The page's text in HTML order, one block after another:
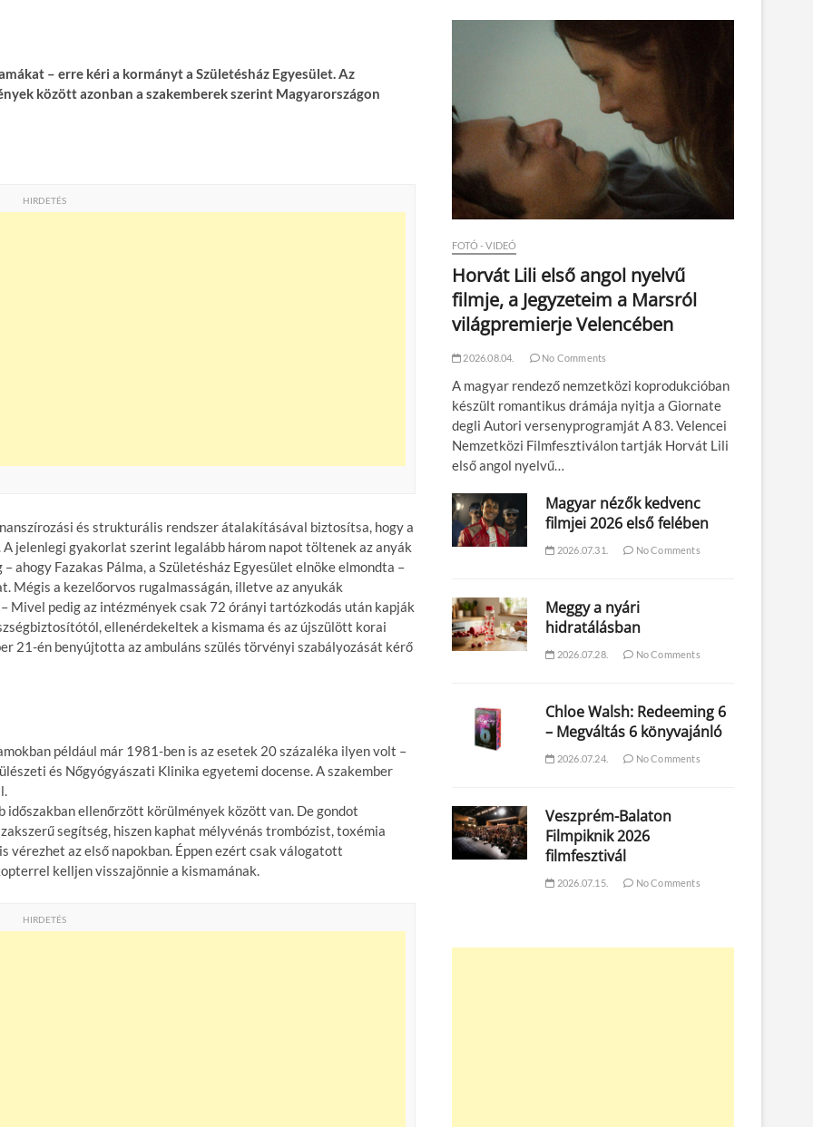
– erre kéri a kormányt a Születésház Egyesület. Az
között azonban a szakemberek szerint Magyarországon
HIRDETÉS
és strukturális rendszer átalakításával biztosítsa, hogy a
jelenlegi gyakorlat szerint legalább három napot töltenek az anyák
ahogy Fazakas Pálma, a Születésház Egyesület elnöke elmondta –
Mégis a kezelőorvos rugalmasságán, illetve az anyukák
Mivel pedig az intézmények csak 72 órányi tartózkodás után kapják
ellenérdekeltek a kismama és az újszülött korai
21-én benyújtotta az ambuláns szülés törvényi szabályozását kérő
például már 1981-ben is az esetek 20 százaléka ilyen volt –
és Nőgyógyászati Klinika egyetemi docense. A szakember
időszakban ellenőrzött körülmények között van. De gondot
segítség, hiszen kaphat mélyvénás trombózist, toxémia
az első napokban. Éppen ezért csak válogatott
kelljen visszajönnie a kismamának.
HIRDETÉS
FOTÓ - VIDEÓ
Horvát Lili első angol nyelvű
filmje, a Jegyzeteim a Marsról
világpremierje Velencében
2026.08.04. No Comments
A magyar rendező nemzetközi koprodukcióban
készült romantikus drámája nyitja a Giornate
degli Autori versenyprogramját A 83. Velencei
Nemzetközi Filmfesztiválon tartják Horvát Lili
első angol nyelvű…
Magyar nézők kedvenc
filmjei 2026 első felében
2026.07.31. No Comments
Meggy a nyári
hidratálásban
2026.07.28. No Comments
Chloe Walsh: Redeeming 6
– Megváltás 6 könyvajánló
2026.07.24. No Comments
Veszprém-Balaton
Filmpiknik 2026
filmfesztivál
2026.07.15. No Comments